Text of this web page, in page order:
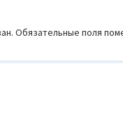
Обязательные поля